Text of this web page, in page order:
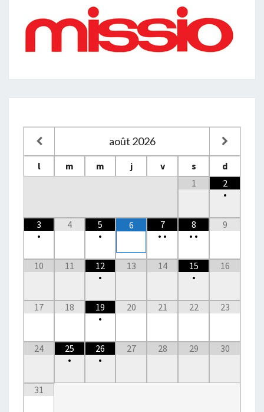
août 2026
l m m j v s
d
1
2
•
3
•
4
5
•
6
7
• •
8
• •
9
10 11
12
•
13 14
15
•
16
17 18
19
•
20 21 22 23
24
25
•
26
•
27 28 29 30
31